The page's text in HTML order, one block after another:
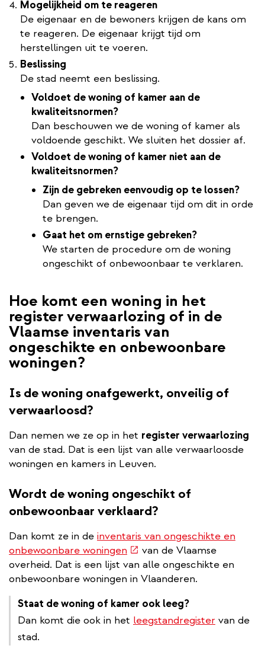
Mogelijkheid om te reageren
De eigenaar en de bewoners krijgen de kans om
te reageren. De eigenaar krijgt tijd om
herstellingen uit te voeren.
Beslissing
De stad neemt een beslissing.
Voldoet de woning of kamer aan de
kwaliteitsnormen?
Dan beschouwen we de woning of kamer als
voldoende geschikt. We sluiten het dossier af.
Voldoet de woning of kamer niet aan de
kwaliteitsnormen?
Zijn de gebreken eenvoudig op te lossen?
Dan geven we de eigenaar tijd om dit in orde
te brengen.
Gaat het om ernstige gebreken?
We starten de procedure om de woning
ongeschikt of onbewoonbaar te verklaren.
Hoe komt een woning in het
register verwaarlozing of in de
Vlaamse inventaris van
ongeschikte en onbewoonbare
woningen?
Is de woning onafgewerkt, onveilig of
verwaarloosd?
Dan nemen we ze op in het register verwaarlozing
van de stad. Dat is een lijst van alle verwaarloosde
woningen en kamers in Leuven.
Wordt de woning ongeschikt of
onbewoonbaar verklaard?
Dan komt ze in de inventaris van ongeschikte en
onbewoonbare woningen (externe
link)
van de Vlaamse
overheid. Dat is een lijst van alle ongeschikte en
onbewoonbare woningen in Vlaanderen.
Staat de woning of kamer ook leeg?
Dan komt die ook in het leegstandregister van de
stad.